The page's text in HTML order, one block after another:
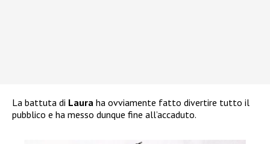
La battuta di Laura ha ovviamente fatto divertire tutto il
pubblico e ha messo dunque fine all’accaduto.